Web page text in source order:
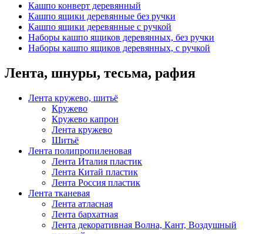
Кашпо конверт деревянный
Кашпо ящики деревянные без ручки
Кашпо ящики деревянные с ручкой
Наборы кашпо ящиков деревянных, без ручки
Наборы кашпо ящиков деревянных, с ручкой
Лента, шнуры, тесьма, рафия
Лента кружево, шитьё
Кружево
Кружево капрон
Лента кружево
Шитьё
Лента полипропиленовая
Лента Италия пластик
Лента Китай пластик
Лента Россия пластик
Лента тканевая
Лента атласная
Лента бархатная
Лента декоративная Волна, Кант, Воздушный